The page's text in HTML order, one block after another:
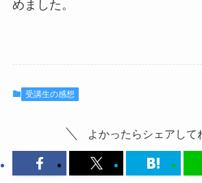
めました。
受講生の感想
よかったらシェアして